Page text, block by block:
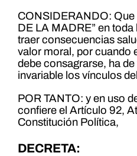
CONSIDERANDO: Que
DE LA MADRE” en toda
traer consecuencias
valor moral, por cuando
debe consagrarse, ha
invariable los vínculos
POR TANTO: y en uso
confiere el Artículo 92,
Constitución Política,
DECRETA: